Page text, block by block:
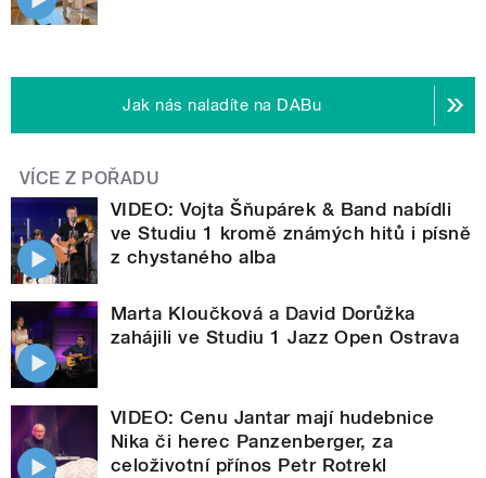
Jak nás naladíte na DABu
VÍCE Z POŘADU
VIDEO: Vojta Šňupárek & Band nabídli
ve Studiu 1 kromě známých hitů i písně
z chystaného alba
Marta Kloučková a David Dorůžka
zahájili ve Studiu 1 Jazz Open Ostrava
VIDEO: Cenu Jantar mají hudebnice
Nika či herec Panzenberger, za
celoživotní přínos Petr Rotrekl